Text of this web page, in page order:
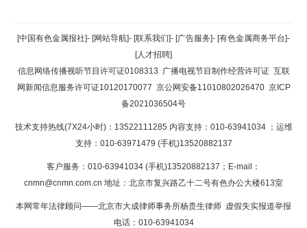
返回顶部
返回首页
[中国有色金属报社]- [网站导航]- [联系我们]- [广告服务]- [有色金属商务平台]-
[人才招聘]
信息网络传播视听节目许可证0108313 广播电视节目制作经营许可证 互联
网新闻信息服务许可证10120170077 京公网安备11010802026470 京ICP
备2021036504号
技术支持热线(7X24小时)：13522111285 内容支持：010-63941034 ；运维
支持：010-63971479 (手机)13520882137
客户服务：010-63941034 (手机)13520882137；E-mail：
cnmn@cnmn.com.cn 地址：北京市复兴路乙十二号有色办公大楼613室
本网常年法律顾问——北京市大成律师事务所杨贵生律师 虚假失实报道举报
电话：010-63941034